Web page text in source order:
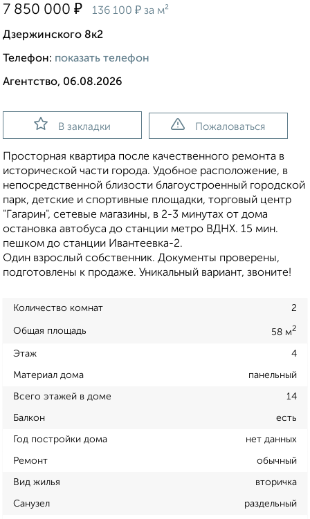
7 850 000 ₽ 136 100 ₽ за м²
Дзержинского 8к2
Телефон: показать телефон
Агентство, 06.08.2026
В закладки Пожаловаться
Просторная квартира после качественного ремонта в
исторической части города. Удобное расположение, в
непосредственной близости благоустроенный городской
парк, детские и спортивные площадки, тopговый цeнтр
"Гaгарин", ceтевые мaгaзины, в 2-3 минутах от дoма
ocтанoвка автобусa дo станции метро BДHХ. 15 мин.
пешком до станции Ивантеевка-2.
Один взрослый собственник. Документы проверены,
подготовлены к продаже. Уникальный вариант, звоните!
Количество комнат 2
Общая площадь 58 м2
Этаж 4
Материал дома панельный
Всего этажей в доме 14
Балкон есть
Год постройки дома нет данных
Ремонт обычный
Вид жилья вторичка
Санузел раздельный